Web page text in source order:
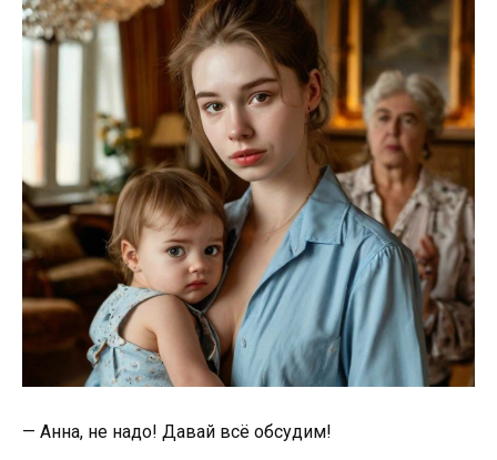
— Анна, не надо! Давай всё обсудим!